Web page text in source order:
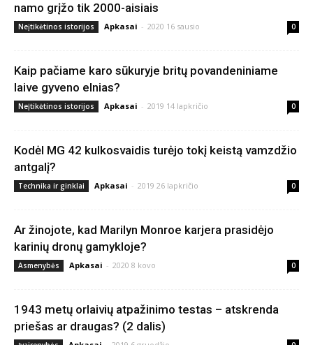
namo grįžo tik 2000-aisiais
Neįtikėtinos istorijos Apkasai - 2020 16 sausio 0
Kaip pačiame karo sūkuryje britų povandeniniame
laive gyveno elnias?
Neįtikėtinos istorijos Apkasai - 2019 14 lapkričio 0
Kodėl MG 42 kulkosvaidis turėjo tokį keistą vamzdžio
antgalį?
Technika ir ginklai Apkasai - 2019 26 lapkričio 0
Ar žinojote, kad Marilyn Monroe karjera prasidėjo
karinių dronų gamykloje?
Asmenybės Apkasai - 2020 8 kovo 0
1943 metų orlaivių atpažinimo testas – atskrenda
priešas ar draugas? (2 dalis)